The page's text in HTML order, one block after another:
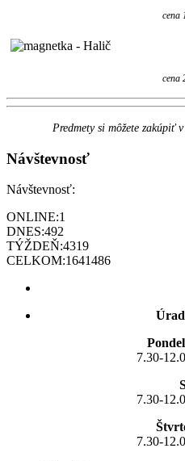
cena
cena
Predmety si môžete zakúpiť
Návštevnosť
Návštevnosť:
ONLINE:1
DNES:492
TÝŽDEŇ:4319
CELKOM:1641486
7.30-
7.30-
7.30-